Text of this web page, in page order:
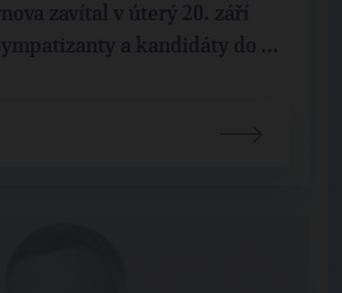
zavítal v úterý 20. září
a kandidáty do ...